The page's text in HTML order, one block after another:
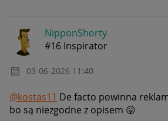
NipponShorty
#16 Inspirator
‎03-06-2026 11:40
@kostas11 De facto powinna
bo są niezgodne z opisem 😛